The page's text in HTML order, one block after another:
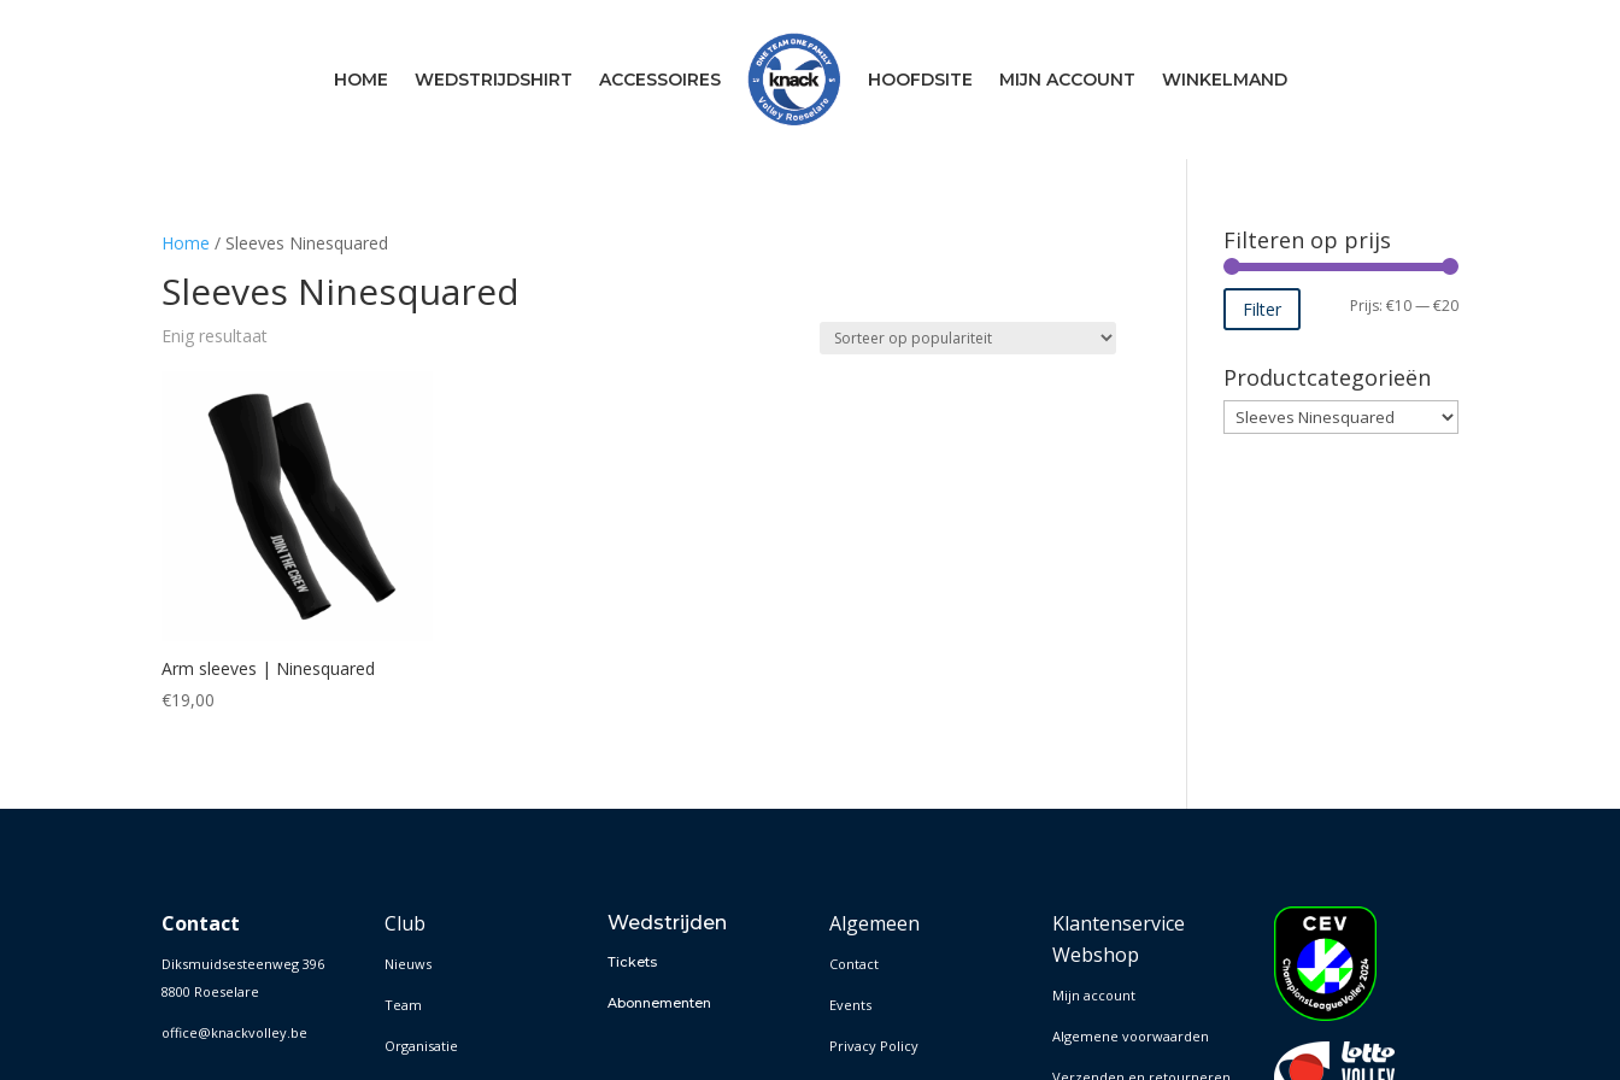
HOME WEDSTRIJDSHIRT ACCESSOIRES HOOFDSITE MIJN ACCOUNT WINKELMAND
Home / Sleeves Ninesquared
Sleeves Ninesquared
Enig resultaat
Arm sleeves | Ninesquared
€19,00
Filteren op prijs
Min.
Max.
Filter Prijs: €10—€20
Productcategorieën
Contact
Diksmuidsesteenweg 396
8800 Roeselare
office@knackvolley.be
Club
Nieuws
Team
Organisatie
Wedstrijden
Tickets
Abonnementen
Algemeen
Contact
Events
Privacy Policy
Klantenservice
Webshop
Mijn account
Algemene voorwaarden